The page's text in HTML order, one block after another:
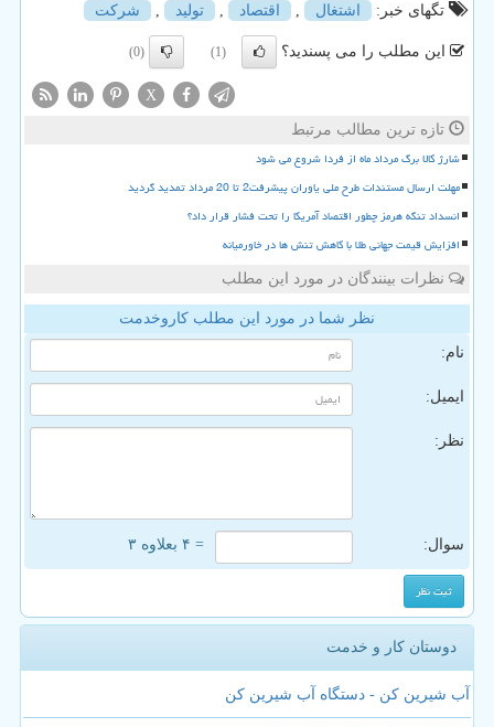
تگهای خبر:
اشتغال , اقتصاد , تولید , شركت
این مطلب را می پسندید؟ (1)
(0)
X
تازه ترین مطالب مرتبط
شارژ کالا برگ مرداد ماه از فردا شروع می شود
مهلت ارسال مستندات طرح ملی یاوران پیشرفت2 تا 20 مرداد تمدید گردید
انسداد تنگه هرمز چطور اقتصاد آمریکا را تحت فشار قرار داد؟
افزایش قیمت جهانی طلا با کاهش تنش ها در خاورمیانه
نظرات بینندگان در مورد این مطلب
نظر شما در مورد این مطلب کاروخدمت
نام:
ایمیل:
نظر:
سوال: = ۴ بعلاوه ۳
دوستان کار و خدمت
آب شیرین کن - دستگاه آب شیرین کن